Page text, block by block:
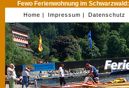
Fewo Ferienwohnung im Schwarzwald:
Home | Impressum | Datenschutz